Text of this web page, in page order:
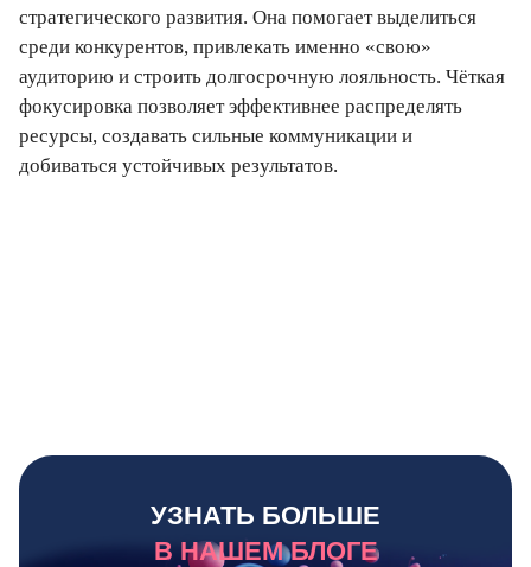
стратегического развития. Она помогает выделиться
среди конкурентов, привлекать именно «свою»
аудиторию и строить долгосрочную лояльность. Чёткая
фокусировка позволяет эффективнее распределять
ресурсы, создавать сильные коммуникации и
добиваться устойчивых результатов.
УЗНАТЬ БОЛЬШЕ
В НАШЕМ БЛОГЕ